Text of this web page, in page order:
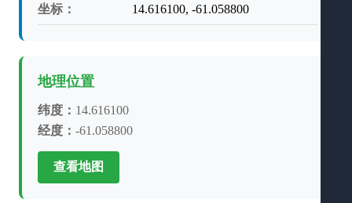
坐标： 14.616100, -61.058800
地理位置
纬度： 14.616100
经度： -61.058800
查看地图